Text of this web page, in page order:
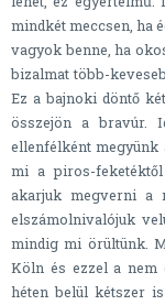
mindkét meccsen, ha
vagyok benne, ha
bizalmat több-
Ez a bajnoki döntő
összejön a bravúr.
ellenfélként megyünk
mi a piros-
akarjuk megverni a
elszámolnivalójuk
mindig mi örültünk.
Köln és ezzel a nem
héten belül kétszer